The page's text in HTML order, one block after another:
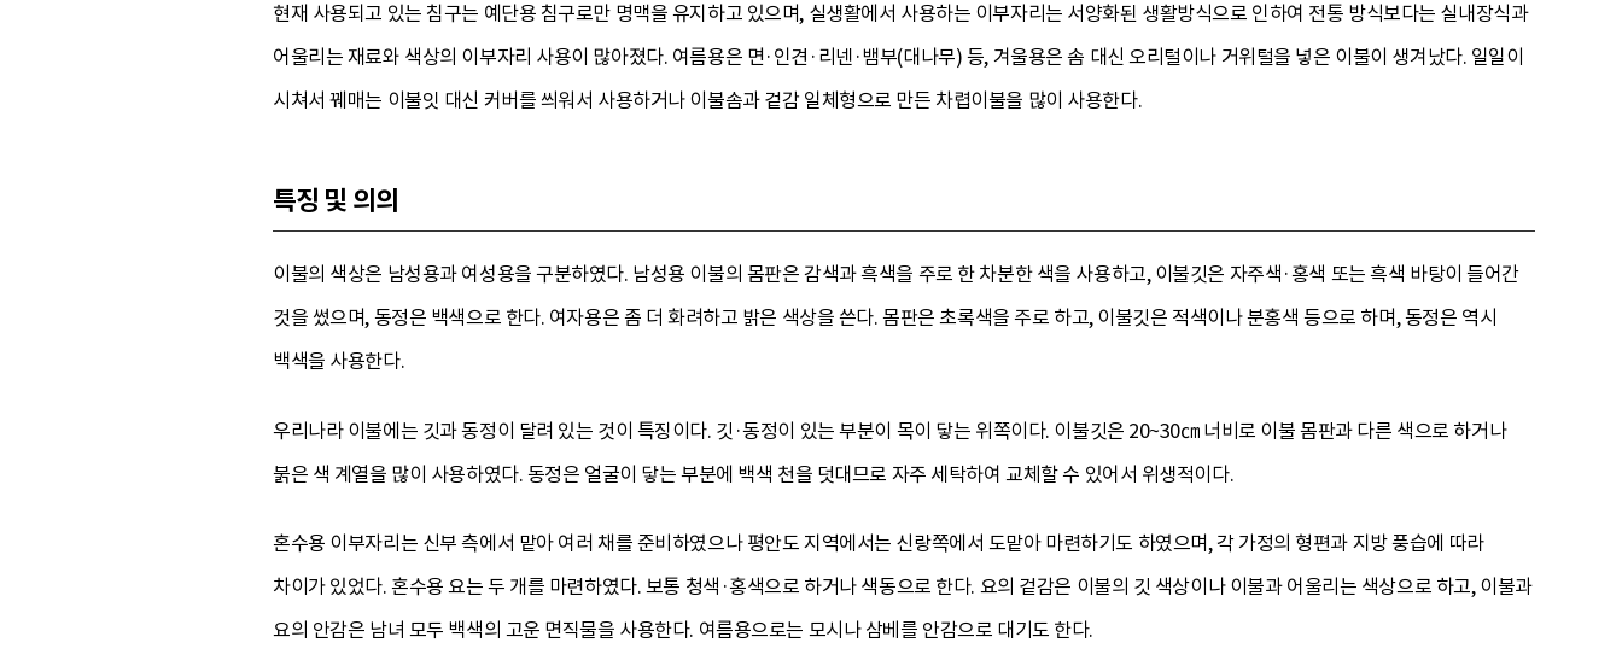
현재 사용되고 있는 침구는 예단용 침구로만 명맥을 유지하고 있으며, 실생활에서 사용하는 이부자리는 서양화된 생활방식으로 인하여 전통 방식보다는 실내장식과
어울리는 재료와 색상의 이부자리 사용이 많아졌다. 여름용은 면·인견·리넨·뱀부(대나무) 등, 겨울용은 솜 대신 오리털이나 거위털을 넣은 이불이 생겨났다. 일일이
시쳐서 꿰매는 이불잇 대신 커버를 씌워서 사용하거나 이불솜과 겉감 일체형으로 만든 차렵이불을 많이 사용한다.
특징 및 의의
이불의 색상은 남성용과 여성용을 구분하였다. 남성용 이불의 몸판은 감색과 흑색을 주로 한 차분한 색을 사용하고, 이불깃은 자주색·홍색 또는 흑색 바탕이 들어간
것을 썼으며, 동정은 백색으로 한다. 여자용은 좀 더 화려하고 밝은 색상을 쓴다. 몸판은 초록색을 주로 하고, 이불깃은 적색이나 분홍색 등으로 하며, 동정은 역시
백색을 사용한다.
우리나라 이불에는 깃과 동정이 달려 있는 것이 특징이다. 깃·동정이 있는 부분이 목이 닿는 위쪽이다. 이불깃은 20~30㎝ 너비로 이불 몸판과 다른 색으로 하거나
붉은 색 계열을 많이 사용하였다. 동정은 얼굴이 닿는 부분에 백색 천을 덧대므로 자주 세탁하여 교체할 수 있어서 위생적이다.
혼수용 이부자리는 신부 측에서 맡아 여러 채를 준비하였으나 평안도 지역에서는 신랑쪽에서 도맡아 마련하기도 하였으며, 각 가정의 형편과 지방 풍습에 따라
차이가 있었다. 혼수용 요는 두 개를 마련하였다. 보통 청색·홍색으로 하거나 색동으로 한다. 요의 겉감은 이불의 깃 색상이나 이불과 어울리는 색상으로 하고, 이불과
요의 안감은 남녀 모두 백색의 고운 면직물을 사용한다. 여름용으로는 모시나 삼베를 안감으로 대기도 한다.